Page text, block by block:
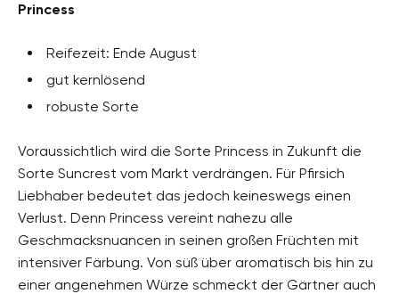
Princess
Reifezeit: Ende August
gut kernlösend
robuste Sorte
Voraussichtlich wird die Sorte Princess in Zukunft die
Sorte Suncrest vom Markt verdrängen. Für Pfirsich
Liebhaber bedeutet das jedoch keineswegs einen
Verlust. Denn Princess vereint nahezu alle
Geschmacksnuancen in seinen großen Früchten mit
intensiver Färbung. Von süß über aromatisch bis hin zu
einer angenehmen Würze schmeckt der Gärtner auch